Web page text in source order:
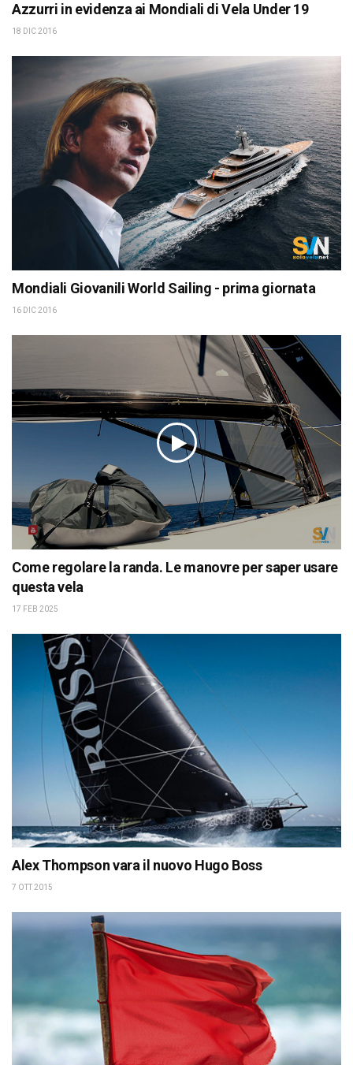
Azzurri in evidenza ai Mondiali di Vela Under 19
18 DIC 2016
Mondiali Giovanili World Sailing - prima giornata
16 DIC 2016
Come regolare la randa. Le manovre per saper usare
questa vela
17 FEB 2025
Alex Thompson vara il nuovo Hugo Boss
7 OTT 2015